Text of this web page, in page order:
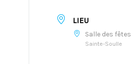
LIEU
Salle des fêtes
Sainte-Soulle